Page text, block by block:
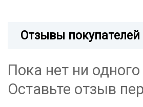
Отзывы покупателей
Пока нет ни
Оставьте отзыв